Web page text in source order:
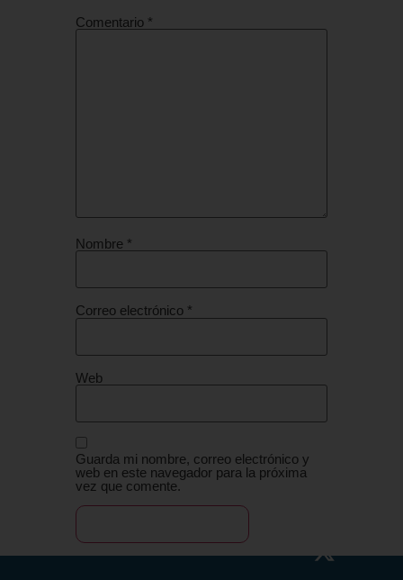
Comentario *
Nombre *
Correo electrónico *
Web
Guarda mi nombre, correo electrónico y
web en este navegador para la próxima
vez que comente.